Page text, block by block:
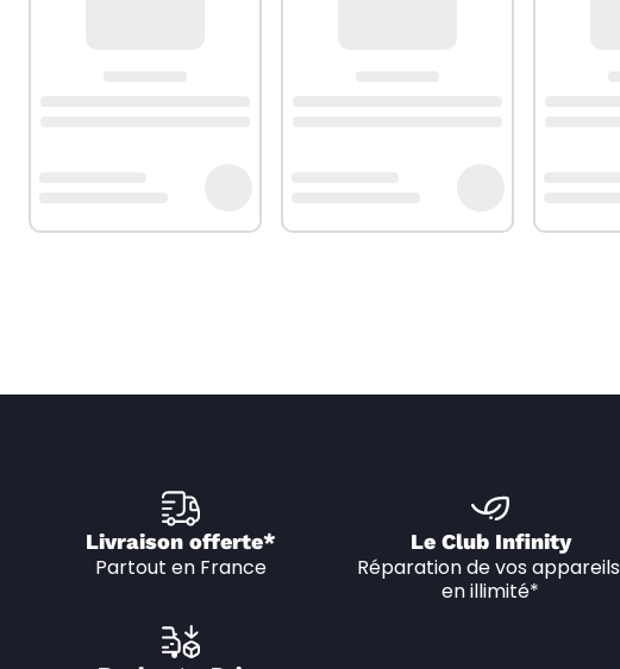
Livraison offerte*
Partout en France
Le Club Infinity
Réparation de vos appareils
en illimité*